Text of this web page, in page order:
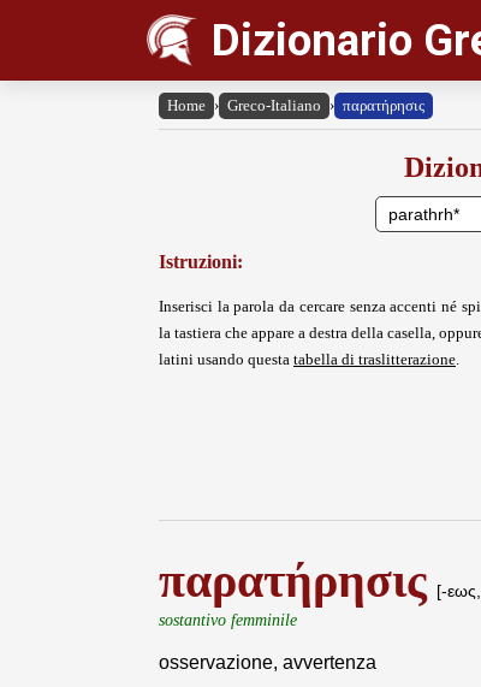
Dizionario
Home › Greco-Italiano › παρατήρησις
Istruzioni:
Inserisci la parola da cercare senza accenti né
la tastiera che appare a destra della casella,
latini usando questa tabella di traslitterazione.
παρατήρησις [-
sostantivo femminile
osservazione, avvertenza